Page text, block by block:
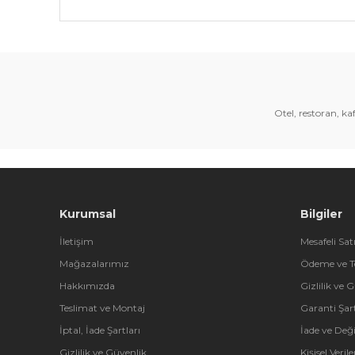
Bu ürünün fiyat bilgisi, resim, ürün
Ürün bilgilerinde hatalar bulunuyor.
Otel, restoran,
Kurumsal
İletişim
Mağazalarımız
Hakkımızda
Teslimat ve Montaj
İptal, İade Şartları
Gizlilik ve Güvenlik
Bilgiler
Mesafeli
Ödeme ve
Gizlilik ve
Garanti
İade ve
Kişisel